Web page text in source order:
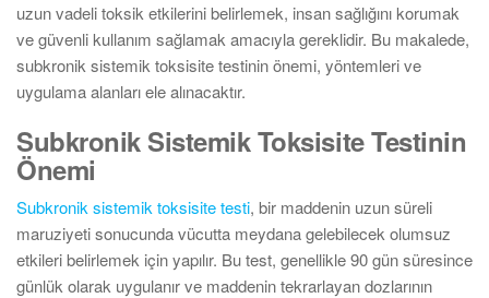
uzun vadeli toksik etkilerini belirlemek, insan sağlığını korumak
ve güvenli kullanım sağlamak amacıyla gereklidir. Bu makalede,
subkronik sistemik toksisite testinin önemi, yöntemleri ve
uygulama alanları ele alınacaktır.
Subkronik Sistemik Toksisite Testinin
Önemi
Subkronik sistemik toksisite testi, bir maddenin uzun süreli
maruziyeti sonucunda vücutta meydana gelebilecek olumsuz
etkileri belirlemek için yapılır. Bu test, genellikle 90 gün süresince
günlük olarak uygulanır ve maddenin tekrarlayan dozlarının